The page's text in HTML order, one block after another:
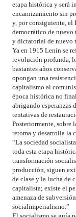
etapa histórica y será
encarnizamiento sin
y, por consiguiente, el
democrático de nuevo
y dictatorial de nuevo
Ya en 1915 Lenin se
revolución profunda,
bastantes años
opongan una
capitalismo al
época histórica no
abrigando esperanzas
tentativas de
Posteriormente, sobre
retoma y desarrolla la
“La sociedad
toda esta etapa
transformación
producción, siguen
de clase y la lucha de
capitalista; existe el
amenaza de
socialimperialismo.”